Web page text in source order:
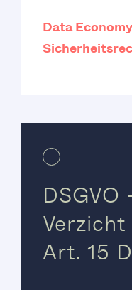
Data Economy
DSGVO
Art. 15